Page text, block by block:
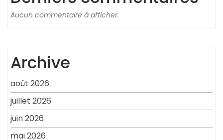
Aucun commentaire à afficher.
Archive
août 2026
juillet 2026
juin 2026
mai 2026